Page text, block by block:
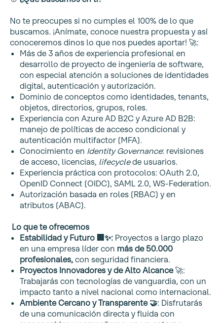
No te preocupes si no cumples el 100% de lo que
buscamos. ¡Anímate, conoce nuestra propuesta y así
conoceremos dinos lo que nos puedes aportar! 🚀:
Más de 3 años de experiencia profesional en
desarrollo de proyecto de ingeniería de software,
con especial atención a soluciones de identidades
digital, autenticación y autorización.
Dominio de conceptos como identidades, tenants,
objetos, directorios, grupos, roles.
Experiencia con Azure AD B2C y Azure AD B2B:
manejo de políticas de acceso condicional y
autenticación multifactor (MFA).
Conocimiento en Identity Governance: revisiones
de acceso, licencias, lifecyclede usuarios.
Experiencia práctica con protocolos: OAuth 2.0,
OpenID Connect (OIDC), SAML 2.0, WS-Federation.
Autorización basada en roles (RBAC) y en
atributos (ABAC).
Lo que te ofrecemos
Estabilidad y Futuro 🏢✨: Proyectos a largo plazo
en una empresa líder con más de 50.000
profesionales, con seguridad financiera.
Proyectos Innovadores y de Alto Alcance 🚀:
Trabajarás con tecnologías de vanguardia, con un
impacto tanto a nivel nacional como internacional.
Ambiente Cercano y Transparente 🤝: Disfrutarás
de una comunicación directa y fluida con